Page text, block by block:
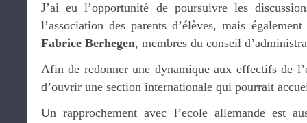
J’ai eu l’opportunité de poursuivre les
l’association des parents d’élèves, mais
Fabrice Berhegen, membres du conseil
Afin de redonner une dynamique aux effectifs de
d’ouvrir une section internationale qui pourrait
Un rapprochement avec l’ecole allemande est